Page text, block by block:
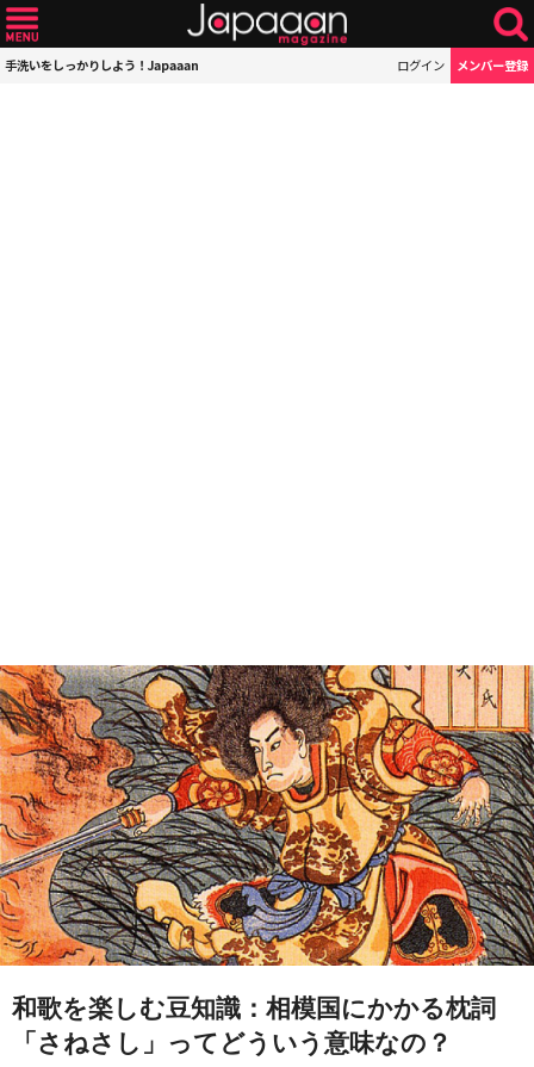
手洗いをしっかりしよう！Japaaan ログイン メンバー登録
和歌を楽しむ豆知識：相模国にかかる枕詞
「さねさし」ってどういう意味なの？